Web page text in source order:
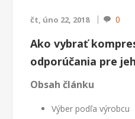
čt, úno 22, 2018 0
Ako vybrať
odporúčania pre
Obsah článku
Výber podľa výrobcu